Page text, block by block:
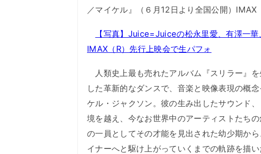
／マイケル』（６月12日より全国公開）IMAX
【写真】Juice=Juiceの松永里愛、有澤一
IMAX（R）先行上映会で生パフォ
人類史上最も売れたアルバム『スリラー』
した革新的なダンスで、音楽と映像表現の概
ケル・ジャクソン。彼の生み出したサウンド
境を越え、今なお世界中のアーティストたち
の一員としてその才能を見出された幼少期か
イナーへと駆け上がっていくまでの軌跡を描